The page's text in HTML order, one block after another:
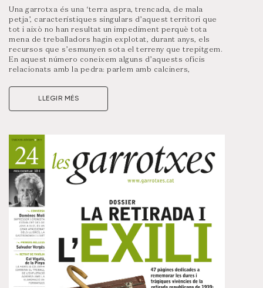
Una garrotxa és una ‘terra aspra, trencada, de mala
petja’, característiques singulars d’aquest territori que
tot i això no han resultat un impediment perquè tota
mena de treballadors hagin explotat, durant anys, els
recursos que s’esmunyen sota el terreny que trepitgem.
En aquest número coneixem alguns d’aquests oficis
relacionats amb la pedra: parlem amb calciners,
nota de les experiències dels pouaters…Aquest
recorregut per conèixer testimonis també ens servirà
per resseguir el país: la mina de les Ferreres a
de Castellfollit, els murs de pedra seca o el travertí
banyolí, fonamentals per entendre l’arquitectura i el
patrimoni del nostre paisatge.
A la venda a partir del 16 d’octubre als quioscos i
llibreries habituals.
Visualitza un resum d’aquest número clicant a la portada
LLEGIR MÉS